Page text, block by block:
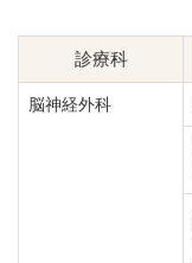
診療科
脳神経外科